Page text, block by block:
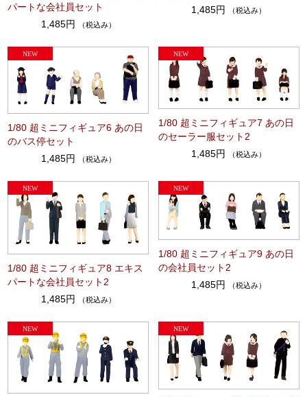
パートな会社員セット
1,485円
（税込み）
1,485円
（税込み）
1/80 超ミニフィギュア6 あの日
のバス停セット
1,485円
（税込み）
1/80 超ミニフィギュア7 あの日
のセーラー服セット2
1,485円
（税込み）
1/80 超ミニフィギュア8 エキス
パートな会社員セット2
1,485円
（税込み）
1/80 超ミニフィギュア9 あの日
の会社員セット2
1,485円
（税込み）